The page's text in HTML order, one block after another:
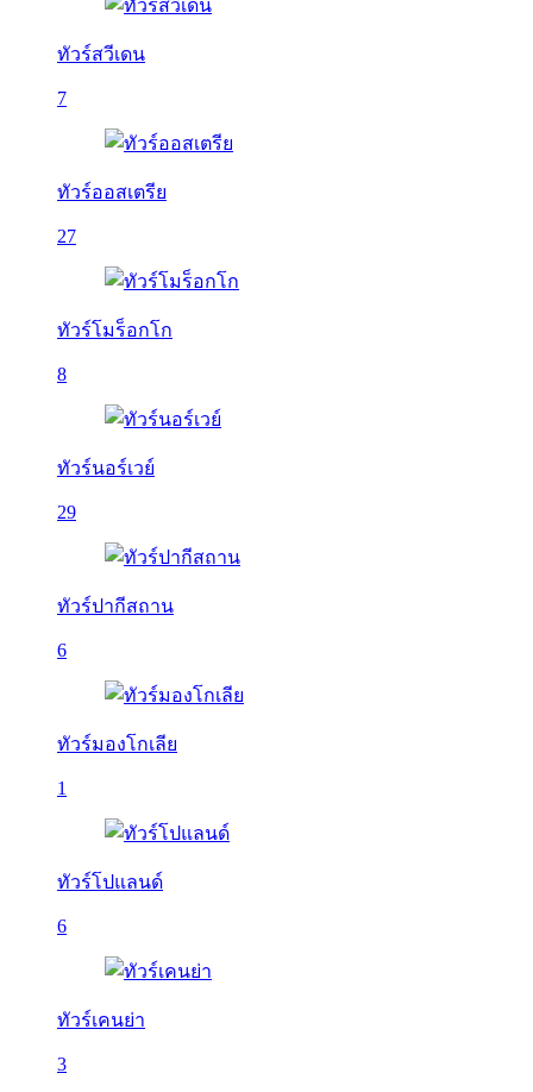
ทัวร์สวีเดน
7
ทัวร์ออสเตรีย
27
ทัวร์โมร็อกโก
8
ทัวร์นอร์เวย์
29
ทัวร์ปากีสถาน
6
ทัวร์มองโกเลีย
1
ทัวร์โปแลนด์
6
ทัวร์เคนย่า
3